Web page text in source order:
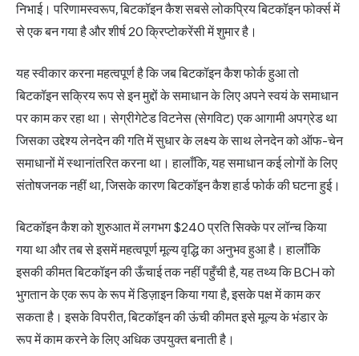
निभाई। परिणामस्वरूप, बिटकॉइन कैश सबसे लोकप्रिय बिटकॉइन फोर्क्स में
से एक बन गया है और शीर्ष 20 क्रिप्टोकरेंसी में शुमार है।
यह स्वीकार करना महत्वपूर्ण है कि जब बिटकॉइन कैश फोर्क हुआ तो
बिटकॉइन सक्रिय रूप से इन मुद्दों के समाधान के लिए अपने स्वयं के समाधान
पर काम कर रहा था। सेग्रीगेटेड विटनेस (सेगविट) एक आगामी अपग्रेड था
जिसका उद्देश्य लेनदेन की गति में सुधार के लक्ष्य के साथ लेनदेन को ऑफ-चेन
समाधानों में स्थानांतरित करना था। हालाँकि, यह समाधान कई लोगों के लिए
संतोषजनक नहीं था, जिसके कारण बिटकॉइन कैश हार्ड फोर्क की घटना हुई।
बिटकॉइन कैश को शुरुआत में लगभग $240 प्रति सिक्के पर लॉन्च किया
गया था और तब से इसमें महत्वपूर्ण मूल्य वृद्धि का अनुभव हुआ है। हालाँकि
इसकी कीमत बिटकॉइन की ऊँचाई तक नहीं पहुँची है, यह तथ्य कि BCH को
भुगतान के एक रूप के रूप में डिज़ाइन किया गया है, इसके पक्ष में काम कर
सकता है। इसके विपरीत, बिटकॉइन की ऊंची कीमत इसे मूल्य के भंडार के
रूप में काम करने के लिए अधिक उपयुक्त बनाती है।